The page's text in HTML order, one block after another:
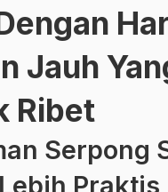
Jauh
Ribet
Serpong
Praktis